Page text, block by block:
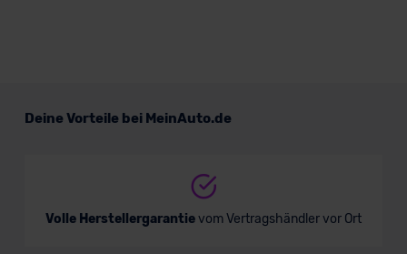
Deine Vorteile bei MeinAuto.de
Volle Herstellergarantievom Vertragshändler vor Ort